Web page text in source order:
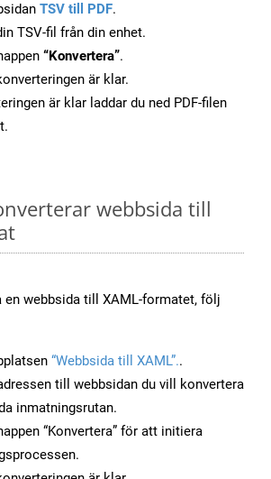
TSV till PDF.
TSV-fil från din enhet.
“Konvertera”.
är klar.
är klar laddar du ned PDF-filen
webbsida till
en webbsida till XAML-formatet, följ
“Webbsida till XAML”..
till webbsidan du vill konvertera
inmatningsrutan.
“Konvertera” för att initiera